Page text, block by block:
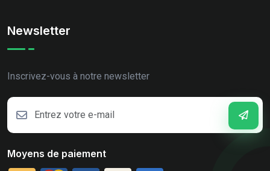
Newsletter
Inscrivez-vous à notre newsletter
Moyens de paiement